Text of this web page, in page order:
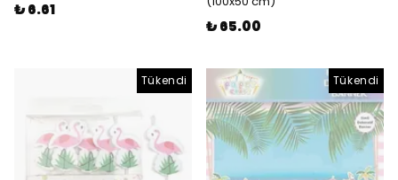
₺ 6.61
₺ 65.00
Tükendi Tükendi